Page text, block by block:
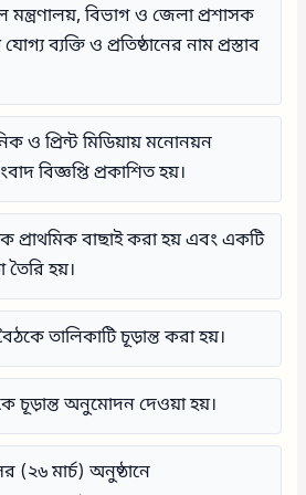
বিভাগ ও জেলা প্রশাসক
ব্যক্তি ও প্রতিষ্ঠানের নাম প্রস্তাব
ও প্রিন্ট মিডিয়ায় মনোনয়ন
বিজ্ঞপ্তি প্রকাশিত হয়।
প্রাথমিক বাছাই করা হয় এবং একটি
তৈরি হয়।
তালিকাটি চূড়ান্ত করা হয়।
চূড়ান্ত অনুমোদন দেওয়া হয়।
(২৬ মার্চ) অনুষ্ঠানে